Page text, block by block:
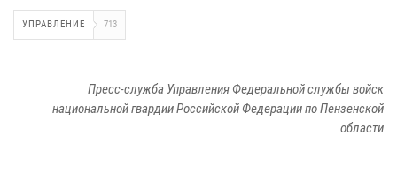
УПРАВЛЕНИЕ 713
Пресс-служба Управления Федеральной службы войск
национальной гвардии Российской Федерации по Пензенской
области